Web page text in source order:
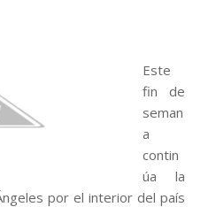
Este
fin de
seman
a
contin
úa la
por el interior del país